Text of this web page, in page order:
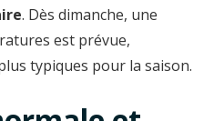
. Dès dimanche, une
est prévue,
typiques pour la saison.